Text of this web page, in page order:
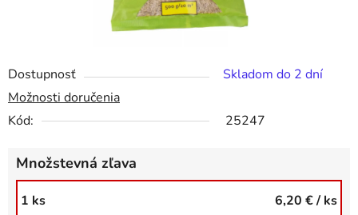
Dostupnosť
Skladom do 2 dní
Možnosti doručenia
Kód:
25247
Množstevná zľava
1 ks 6,20 €/ ks